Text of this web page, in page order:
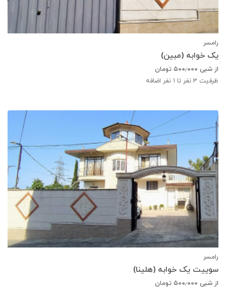
رامسر
یک خوابه (مبین)
از شبی ۵۰۰٫۰۰۰ تومان
ظرفیت 3 نفر تا 1 نفر اضافه
رامسر
سوییت یک خوابه (هلینا)
از شبی ۵۰۰٫۰۰۰ تومان